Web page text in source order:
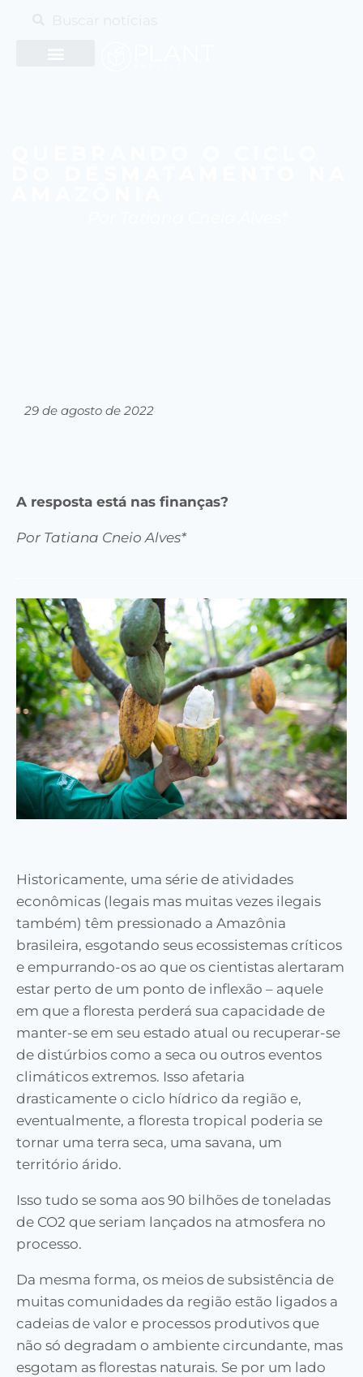
29 de agosto de 2022
A resposta está nas finanças?
Por Tatiana Cneio Alves*
Historicamente, uma série de atividades
econômicas (legais mas muitas vezes ilegais
também) têm pressionado a Amazônia
brasileira, esgotando seus ecossistemas críticos
e empurrando-os ao que os cientistas alertaram
estar perto de um ponto de inflexão – aquele
em que a floresta perderá sua capacidade de
manter-se em seu estado atual ou recuperar-se
de distúrbios como a seca ou outros eventos
climáticos extremos. Isso afetaria
drasticamente o ciclo hídrico da região e,
eventualmente, a floresta tropical poderia se
tornar uma terra seca, uma savana, um
território árido.
Isso tudo se soma aos 90 bilhões de toneladas
de CO2 que seriam lançados na atmosfera no
processo.
Da mesma forma, os meios de subsistência de
muitas comunidades da região estão ligados a
cadeias de valor e processos produtivos que
não só degradam o ambiente circundante, mas
esgotam as florestas naturais. Se por um lado